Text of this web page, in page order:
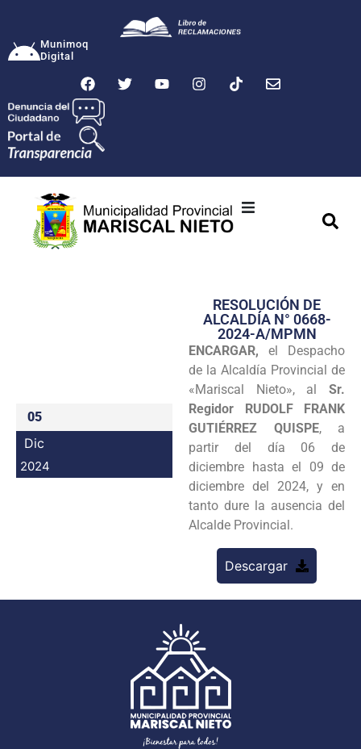
Munimoq
Digital
Transparencia
Seguridad
Programas
Intranet
05
Dic
2024
RESOLUCIÓN DE
ALCALDÍA N° 0668-
2024-A/MPMN
ENCARGAR, el Despacho
de la Alcaldía Provincial de
«Mariscal Nieto», al Sr.
Regidor
RUDOLF FRANK
GUTIÉRREZ QUISPE, a
partir del día 06 de
diciembre hasta el 09 de
diciembre del 2024, y en
tanto dure la ausencia del
Alcalde Provincial.
Descargar